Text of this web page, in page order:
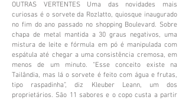
OUTRAS VERTENTES Uma das novidades mais
curiosas é o sorvete da Rozlatto, quiosque inaugurado
no fim do ano passado no shopping Boulevard. Sobre
chapa de metal mantida a 30 graus negativos, uma
mistura de leite e fórmula em pó é manipulada com
espátula até chegar a uma consistência cremosa, em
menos de um minuto. “Esse conceito existe na
Tailândia, mas lá o sorvete é feito com água e frutas,
tipo raspadinha”, diz Kleuber Leann, um dos
proprietários. São 11 sabores e o copo custa a partir